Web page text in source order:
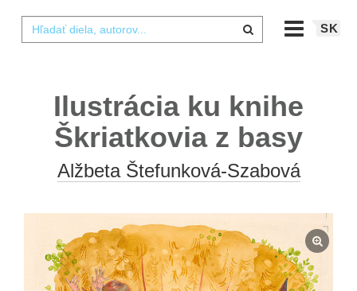
SK
Ilustrácia ku knihe
Škriatkovia z basy
Alžbeta Štefunková-Szabová